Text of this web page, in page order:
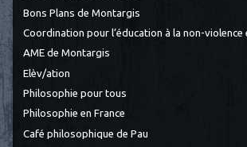
Bons Plans de Montargis
Coordination pour l’éducation à la non-violence
AME de Montargis
Elèv/ation
Philosophie pour tous
Philosophie en France
Café philosophique de Pau